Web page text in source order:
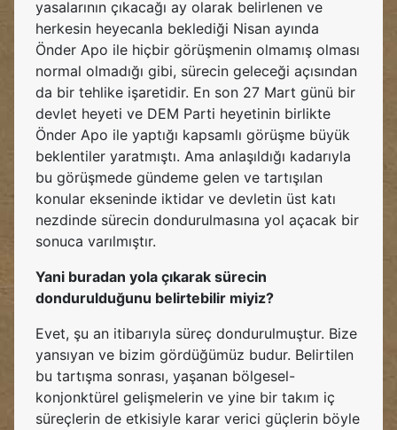
yasalarının çıkacağı ay olarak belirlenen ve
herkesin heyecanla beklediği Nisan ayında
Önder Apo ile hiçbir görüşmenin olmamış olması
normal olmadığı gibi, sürecin geleceği açısından
da bir tehlike işaretidir. En son 27 Mart günü bir
devlet heyeti ve DEM Parti heyetinin birlikte
Önder Apo ile yaptığı kapsamlı görüşme büyük
beklentiler yaratmıştı. Ama anlaşıldığı kadarıyla
bu görüşmede gündeme gelen ve tartışılan
konular ekseninde iktidar ve devletin üst katı
nezdinde sürecin dondurulmasına yol açacak bir
sonuca varılmıştır.
Yani buradan yola çıkarak sürecin
dondurulduğunu belirtebilir miyiz?
Evet, şu an itibarıyla süreç dondurulmuştur. Bize
yansıyan ve bizim gördüğümüz budur. Belirtilen
bu tartışma sonrası, yaşanan bölgesel-
konjonktürel gelişmelerin ve yine bir takım iç
süreçlerin de etkisiyle karar verici güçlerin böyle